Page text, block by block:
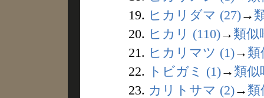
19. ヒカリダマ (27)→
20. ヒカリ (110)→ 類似
21. ヒカリマツ (1)→ 類
22.
トビガミ (1)→ 類似
23. カリトサマ (2)→ 類